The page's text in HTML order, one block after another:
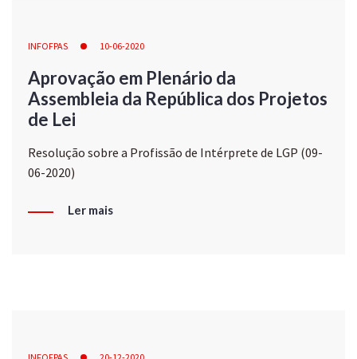
INFOFPAS 10-06-2020
Aprovação em Plenário da
Assembleia da República dos Projetos
de Lei
Resolução sobre a Profissão de Intérprete de LGP (09-
06-2020)
Ler mais